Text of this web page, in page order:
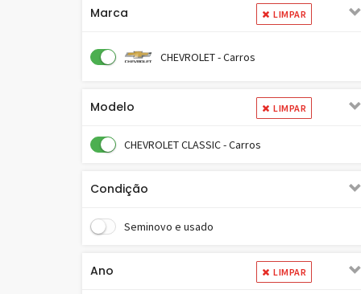
Marca LIMPAR
CHEVROLET - Carros
Modelo LIMPAR
CHEVROLET CLASSIC - Carros
Condição
Seminovo e usado
Ano LIMPAR